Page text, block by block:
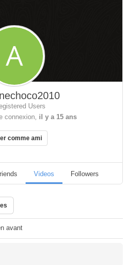
Users
connexion, il y a 15 ans
comme ami
Videos Followers
avant